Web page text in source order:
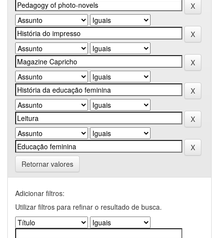
Retornar valores
Adicionar filtros:
Utilizar filtros para refinar o resultado de busca.